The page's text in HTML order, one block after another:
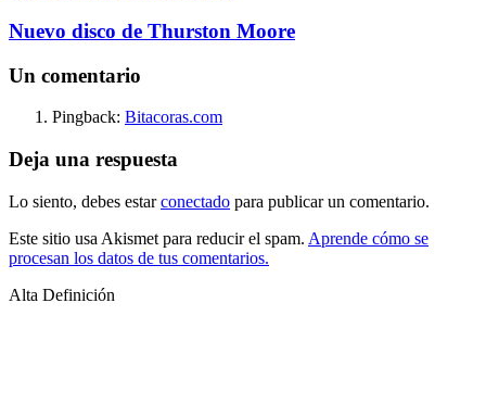
Nuevo disco de Thurston Moore
Un comentario
Pingback: Bitacoras.com
Deja una respuesta
Lo siento, debes estarconectado para publicar un comentario.
Este sitio usa Akismet para reducir el spam. Aprende cómo se
procesan los datos de tus comentarios.
Alta Definición